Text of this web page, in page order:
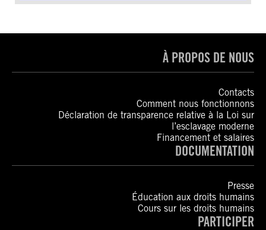
À PROPOS DE NOUS
Contacts
Comment nous fonctionnons
Déclaration de transparence relative à la Loi sur
l’esclavage moderne
Financement et salaires
DOCUMENTATION
Presse
Éducation aux droits humains
Cours sur les droits humains
PARTICIPER